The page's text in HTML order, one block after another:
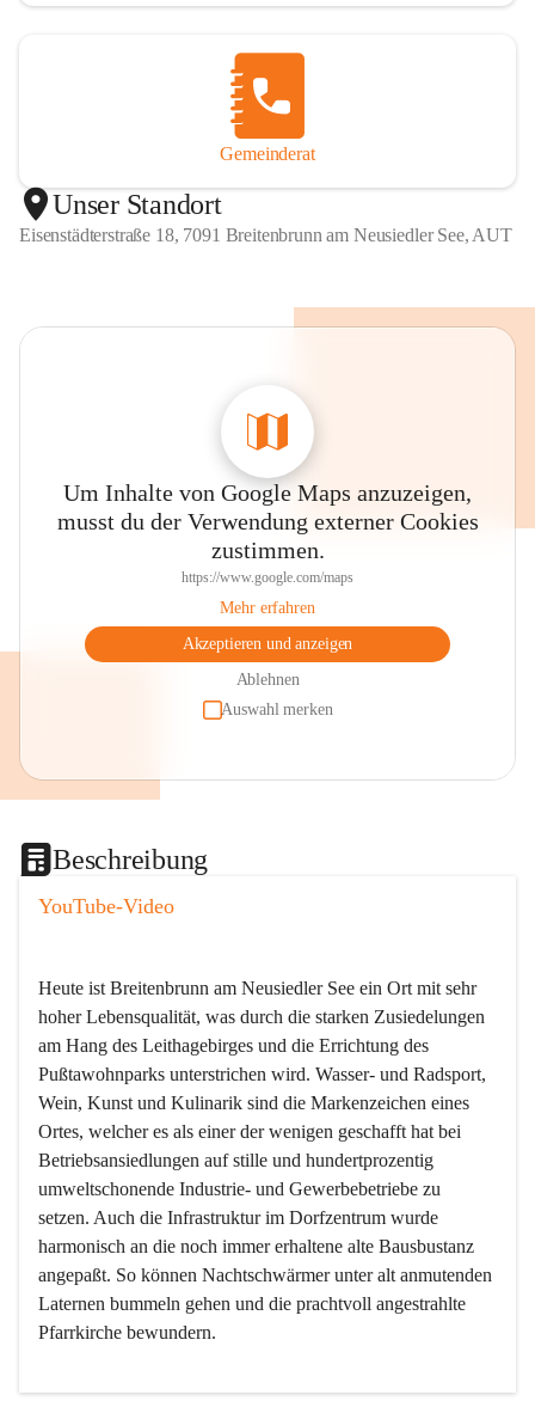
Gemeinderat
Unser Standort
Eisenstädterstraße 18, 7091 Breitenbrunn am Neusiedler See, AUT
Um Inhalte von Google Maps anzuzeigen,
musst du der Verwendung externer Cookies
zustimmen.
https://www.google.com/maps
Mehr erfahren
Akzeptieren und anzeigen
Ablehnen
Auswahl merken
Beschreibung
YouTube-Video
Heute ist Breitenbrunn am Neusiedler See ein Ort mit sehr
hoher Lebensqualität, was durch die starken Zusiedelungen
am Hang des Leithagebirges und die Errichtung des
Pußtawohnparks unterstrichen wird. Wasser- und Radsport,
Wein, Kunst und Kulinarik sind die Markenzeichen eines
Ortes, welcher es als einer der wenigen geschafft hat bei
Betriebsansiedlungen auf stille und hundertprozentig
umweltschonende Industrie- und Gewerbebetriebe zu
setzen. Auch die Infrastruktur im Dorfzentrum wurde
harmonisch an die noch immer erhaltene alte Bausbustanz
angepaßt. So können Nachtschwärmer unter alt anmutenden
Laternen bummeln gehen und die prachtvoll angestrahlte
Pfarrkirche bewundern.
Der Weinbau dominert heute nicht mehr, ist aber integrativer